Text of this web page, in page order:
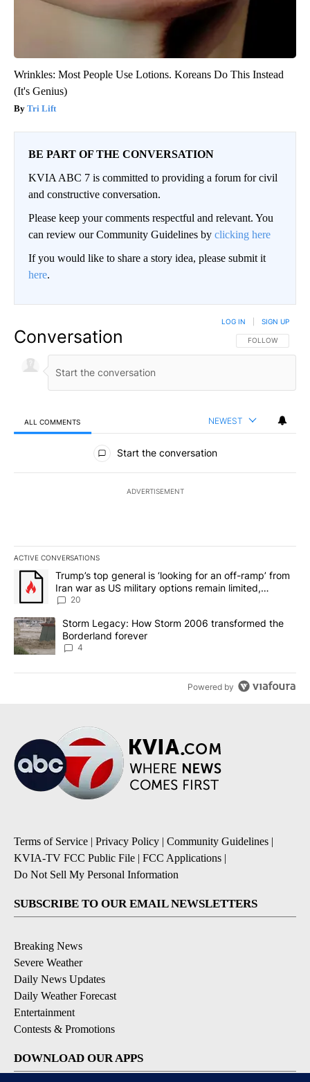
Wrinkles: Most People Use Lotions. Koreans Do This Instead
(It's Genius)
Tri Lift
BE PART OF THE CONVERSATION
KVIA ABC 7 is committed to providing a forum for civil
and constructive conversation.
Please keep your comments respectful and relevant. You
can review our Community Guidelines by clicking here
If you would like to share a story idea, please submit it
here.
Conversation FOLLOW THIS
FOLLOW
LOG IN SIGN UP
ALL COMMENTS NEWEST
All Comments
Start the conversation
ADVERTISEMENT
ACTIVE CONVERSATIONS
The following is a list of the most commented articles in the last
A trending article titled "Trump’s top general is ‘looking for an
Trump’s top general is ‘looking for an off-ramp’ from
Iran war as US military options remain limited,
sources say
20
A trending article titled "Storm Legacy: How Storm 2006
Storm Legacy: How Storm 2006 transformed the
Borderland forever
4
Powered by
Terms of Service | Privacy Policy | Community Guidelines |
KVIA-TV FCC Public File | FCC Applications |
Do Not Sell My Personal Information
SUBSCRIBE TO OUR EMAIL NEWSLETTERS
Breaking News
Severe Weather
Daily News Updates
Daily Weather Forecast
Entertainment
Contests & Promotions
DOWNLOAD OUR APPS